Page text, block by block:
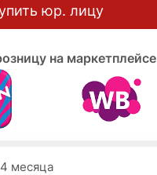
юр. лицу
на маркетплейсе
месяца